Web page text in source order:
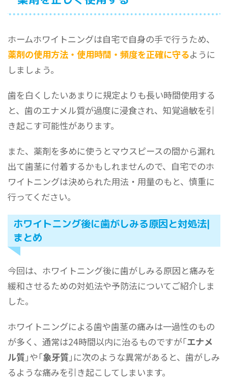
ホームホワイトニングは自宅で自身の手で行うため、
薬剤の使用方法・使用時間・頻度を正確に守るように
しましょう。
歯を白くしたいあまりに規定よりも長い時間使用する
と、歯のエナメル質が過度に浸食され、知覚過敏を引
き起こす可能性があります。
また、薬剤を多めに使うとマウスピースの間から漏れ
出て歯茎に付着するかもしれませんので、自宅でのホ
ワイトニングは決められた用法・用量のもと、慎重に
行ってください。
ホワイトニング後に歯がしみる原因と対処法|
まとめ
今回は、ホワイトニング後に歯がしみる原因と痛みを
緩和させるための対処法や予防法についてご紹介しま
した。
ホワイトニングによる歯や歯茎の痛みは一過性のもの
が多く、通常は24時間以内に治るものですが｢エナメ
ル質｣や｢象牙質｣に次のような異常があると、歯がしみ
るような痛みを引き起こしてしまいます。